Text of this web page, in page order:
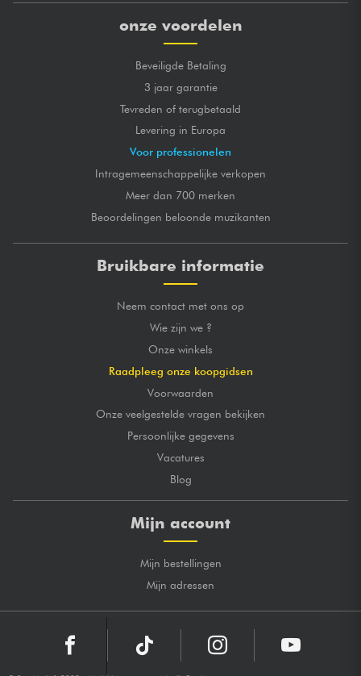
onze voordelen
Beveiligde Betaling
3 jaar garantie
Tevreden of terugbetaald
Levering in Europa
Voor professionelen
Intragemeenschappelijke verkopen
Meer dan 700 merken
Beoordelingen beloonde muzikanten
Bruikbare informatie
Neem contact met ons op
Wie zijn we ?
Onze winkels
Raadpleeg onze koopgidsen
Voorwaarden
Onze veelgestelde vragen bekijken
Persoonlijke gegevens
Vacatures
Blog
Mijn account
Mijn bestellingen
Mijn adressen